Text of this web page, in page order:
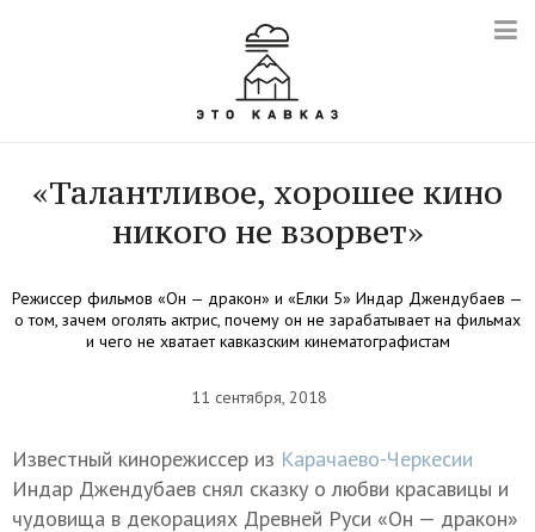
«Талантливое, хорошее кино
никого не взорвет»
Режиссер фильмов «Он — дракон» и «Елки 5» Индар Джендубаев —
о том, зачем оголять актрис, почему он не зарабатывает на фильмах
и чего не хватает кавказским кинематографистам
11 сентября, 2018
Известный кинорежиссер из Карачаево-Черкесии
Индар Джендубаев снял сказку о любви красавицы и
чудовища в декорациях Древней Руси «Он — дракон»